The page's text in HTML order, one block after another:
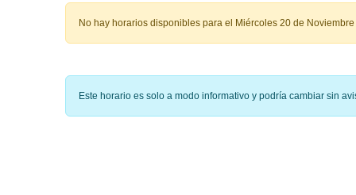
No hay horarios disponibles para el Miércoles 20 de Noviembre
Este horario es solo a modo informativo y podría cambiar sin